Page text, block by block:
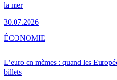
la mer
30.07.2026
L’euro en mèmes : quand les
billets
ÉCONOMIE